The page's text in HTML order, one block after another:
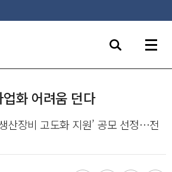
화 어려움 던다
산장비 고도화 지원’ 공모 선정…전